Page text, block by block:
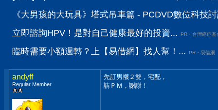
《大男孩的大玩具》塔式吊車篇 - PCDVD數位科技
立即諮詢HPV！是對自己健康最好的投資...
PR・台灣癌症基
臨時需要小額週轉？上【易借網】找人幫！... PR・易借網
andyff
Regular Member
先訂男襪２雙，宅配，
請ＰＭ，謝謝！